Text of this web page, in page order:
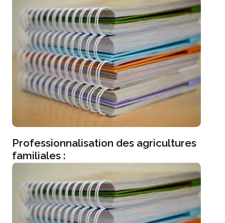
Professionnalisation des agricultures
familiales :